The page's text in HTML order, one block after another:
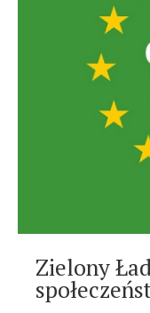
Zielony